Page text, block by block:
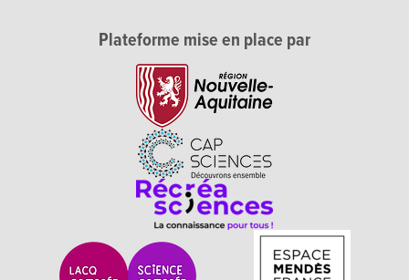
Plateforme mise en place par